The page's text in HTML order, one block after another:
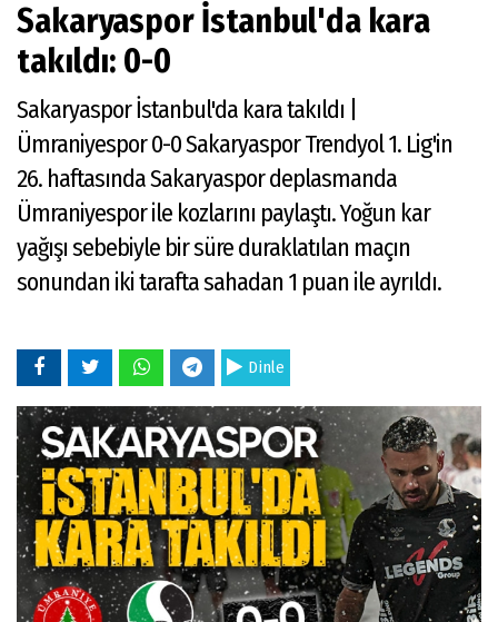
Sakaryaspor İstanbul'da kara
takıldı: 0-0
Sakaryaspor İstanbul'da kara takıldı |
Ümraniyespor 0-0 Sakaryaspor Trendyol 1. Lig'in
26. haftasında Sakaryaspor deplasmanda
Ümraniyespor ile kozlarını paylaştı. Yoğun kar
yağışı sebebiyle bir süre duraklatılan maçın
sonundan iki tarafta sahadan 1 puan ile ayrıldı.
Dinle